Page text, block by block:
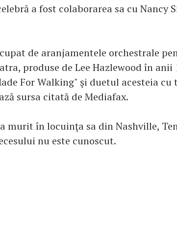
a fost colaborarea sa cu Nancy
de aranjamentele orchestrale
produse de Lee Hazlewood în anii
For Walking" şi duetul acesteia
sursa citată de Mediafax.
murit în locuinţa sa din Nashville,
nu este cunoscut.